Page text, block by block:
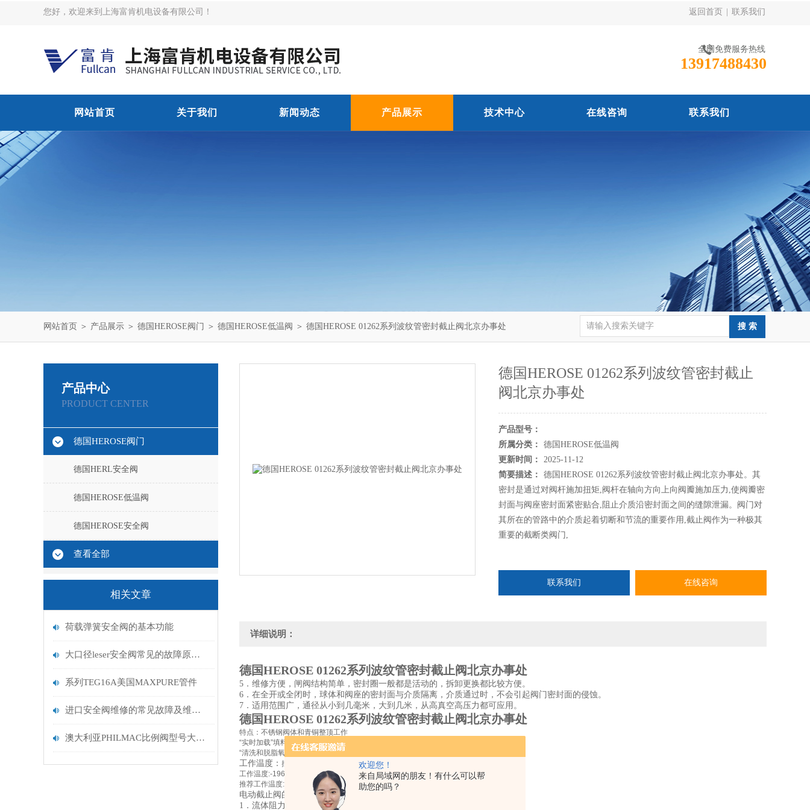
欢迎您！
来自局域网的朋友！有什么可以帮
助您的吗？
您好，欢迎来到上海富肯机电设备有限公司！ 返回首页 联系我们
全国免费服务热线
13917488430
网站首页 关于我们 新闻动态 产品展示 技术中心 在线咨询 联系我们
网站首页 ＞ 产品展示 ＞ 德国HEROSE阀门 ＞ 德国HEROSE低温阀 ＞ 德国HEROSE 01262系列波纹管密封截止阀北京办事处
产品中心
PRODUCT CENTER
德国HEROSE阀门
德国HERL安全阀
德国HEROSE低温阀
德国HEROSE安全阀
查看全部
相关文章
荷载弹簧安全阀的基本功能
大口径leser安全阀常见的故障原因分析
系列TEG16A美国MAXPURE管件
进口安全阀维修的常见故障及维护事项
澳大利亚PHILMAC比例阀型号大全中国办事处
德国HEROSE 01262系列波纹管密封截止
阀北京办事处
产品型号：
所属分类：
德国HEROSE低温阀
更新时间：
2025-11-12
简要描述：
德国HEROSE 01262系列波纹管密封截止阀北京办事处。其
密封是通过对阀杆施加扭矩,阀杆在轴向方向上向阀瓣施加压力,使阀瓣密
封面与阀座密封面紧密贴合,阻止介质沿密封面之间的缝隙泄漏。阀门对
其所在的管路中的介质起着切断和节流的重要作用,截止阀作为一种极其
重要的截断类阀门,
联系我们 在线咨询
详细说明：
德国HEROSE 01262系列波纹管密封截止阀北京办事处
5．维修方便，闸阀结构简单，密封圈一般都是活动的，拆卸更换都比较方便。
6．在全开或全闭时，球体和阀座的密封面与介质隔离，介质通过时，不会引起阀门密封面的侵蚀。
7．适用范围广，通径从小到几毫米，大到几米，从高真空高压力都可应用。
德国HEROSE 01262系列波纹管密封截止阀北京办事处
特点： 不锈钢阀体和青铜整顶工作
“实时加载”填料
“清洗和脱脂氧气服务
工作温度： 批准用于空气气体、蒸汽和低温液化气体包括液化天然气。
工作温度:-196°C / -321°F(77 k)到+ 77°C / + 248°F(393 k)
推荐工作温度:-60°C / -76°F(213 k)到+ 213°C / + 248°F(393 k)
电动截止阀的特点
1．流体阻力小，其阻力系数与同长度的管段相等。